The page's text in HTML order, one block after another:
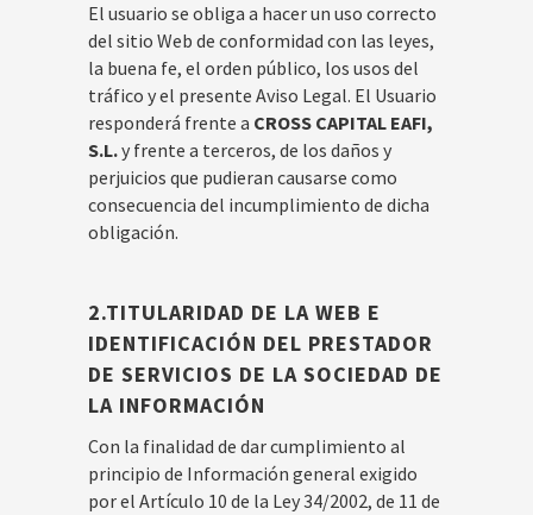
El usuario se obliga a hacer un uso correcto
del sitio Web de conformidad con las leyes,
la buena fe, el orden público, los usos del
tráfico y el presente Aviso Legal. El Usuario
responderá frente a CROSS CAPITAL EAFI,
S.L.y frente a terceros, de los daños y
perjuicios que pudieran causarse como
consecuencia del incumplimiento de dicha
obligación.
2.TITULARIDAD DE LA WEB E
IDENTIFICACIÓN DEL PRESTADOR
DE SERVICIOS DE LA SOCIEDAD DE
LA INFORMACIÓN
Con la finalidad de dar cumplimiento al
principio de Información general exigido
por el Artículo 10 de la Ley 34/2002, de 11 de